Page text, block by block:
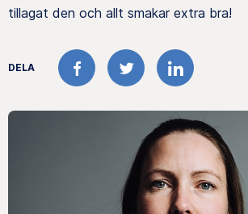
tillagat den och allt smakar extra bra!
DELA
FACEBOOKTWITTERLINKEDIN